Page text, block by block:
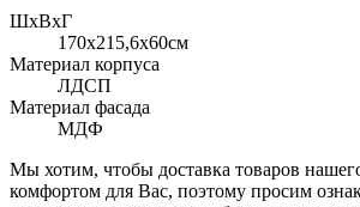
ШхВхГ
170x215,6х60см
Материал корпуса
ЛДСП
Материал фасада
МДФ
Мы хотим, чтобы доставка товаров
комфортом для Вас, поэтому просим